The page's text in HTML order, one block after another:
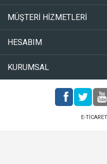
MÜŞTERİ HİZMETLERİ
HESABIM
KURUMSAL
E-